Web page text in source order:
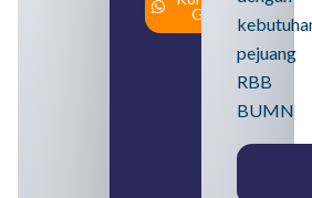
Gratis
pejuang
RBB
BUMN